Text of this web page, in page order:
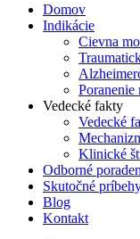
Domov
Indikácie
Cievna
Poranenie
Vedecké fakty
Vedecké
Klinické
Odborné
Skutočné
Blog
Kontakt